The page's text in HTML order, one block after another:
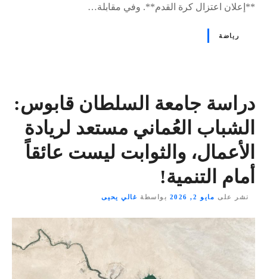
**إعلان اعتزال كرة القدم**. وفي مقابلة…
رياضة
دراسة جامعة السلطان قابوس:
الشباب العُماني مستعد لريادة
الأعمال، والثوابت ليست عائقاً
أمام التنمية!
نشر على مايو 2, 2026 بواسطة غالي يحيى